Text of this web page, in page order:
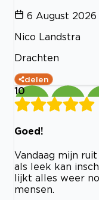
6 August 2026
Nico Landstra
Drachten
delen
10
Goed!
Vandaag mijn
als leek kan
lijkt alles weer
mensen.